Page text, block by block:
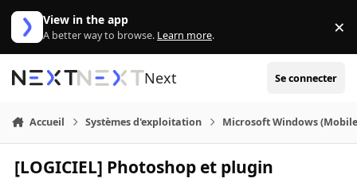
Aller au contenu
View in the app
A better way to browse. Learn more. ×
Next Se connecter
Accueil Systèmes d'exploitation Microsoft Windows
[LOGICIEL] Photoshop et plugin